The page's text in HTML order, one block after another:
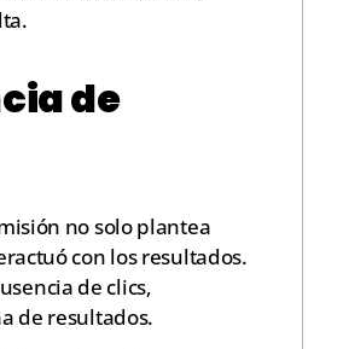
de
no solo plantea
con los resultados.
de clics,
de resultados.